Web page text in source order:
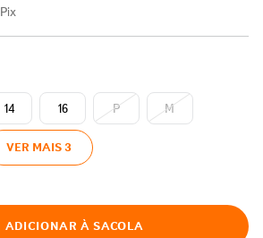
16 P M
14
VER MAIS 3
ADICIONAR À SACOLA